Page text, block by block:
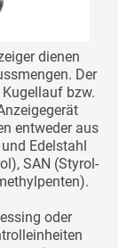
dienen
Der
bzw.
entweder aus
Edelstahl
SAN (Styrol-
oder